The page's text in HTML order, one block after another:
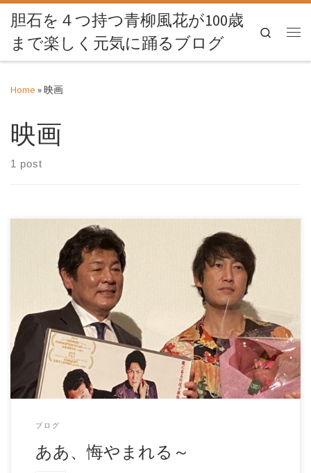
Skip to content
胆石を４つ持つ青柳風花が100歳
まで楽しく元気に踊るブログ
Search
Home »映画
映画
1 post
とっても悔やまれる思いをした！ 先日、メルマガ読者の方
のFB記事を見て 「これ、見たい […]
ブログ
ああ、悔やまれる～